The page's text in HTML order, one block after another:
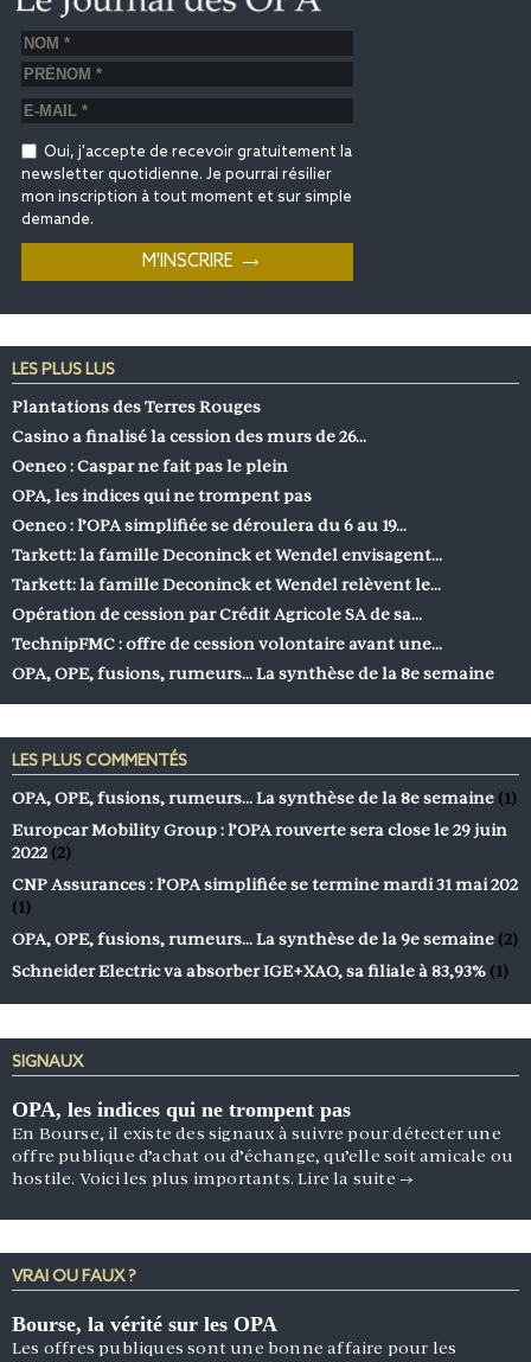
Oui, j'accepte de recevoir gratuitement la
newsletter quotidienne. Je pourrai résilier
mon inscription à tout moment et sur simple
demande.
LES PLUS LUS
Plantations des Terres Rouges
Casino a finalisé la cession des murs de 26…
Oeneo : Caspar ne fait pas le plein
OPA, les indices qui ne trompent pas
Oeneo : l’OPA simplifiée se déroulera du 6 au 19…
Tarkett: la famille Deconinck et Wendel envisagent…
Tarkett: la famille Deconinck et Wendel relèvent le…
Opération de cession par Crédit Agricole SA de sa…
TechnipFMC : offre de cession volontaire avant une…
OPA, OPE, fusions, rumeurs… La synthèse de la 8e semaine
LES PLUS COMMENTÉS
OPA, OPE, fusions, rumeurs… La synthèse de la 8e semaine (1)
Europcar Mobility Group : l’OPA rouverte sera close le 29 juin
2022 (2)
CNP Assurances : l’OPA simplifiée se termine mardi 31 mai 202
(1)
OPA, OPE, fusions, rumeurs… La synthèse de la 9e semaine (2)
Schneider Electric va absorber IGE+XAO, sa filiale à 83,93% (1)
SIGNAUX
OPA, les indices qui ne trompent pas
En Bourse, il existe des signaux à suivre pour détecter une
offre publique d’achat ou d’échange, qu’elle soit amicale ou
hostile. Voici les plus importants.Lire la suite →
VRAI OU FAUX ?
Bourse, la vérité sur les OPA
Les offres publiques sont une bonne affaire pour les